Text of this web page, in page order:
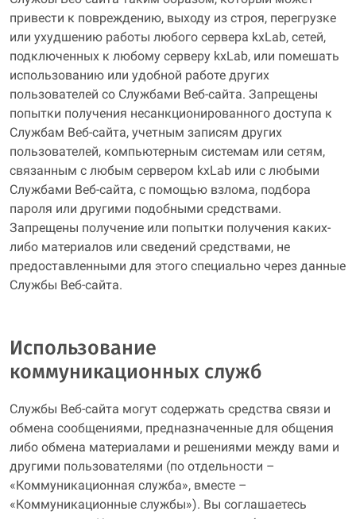
привести к повреждению, выходу из строя, перегрузке
или ухудшению работы любого сервера kxLab, сетей,
подключенных к любому серверу kxLab, или помешать
использованию или удобной работе других
пользователей со Службами Веб-сайта. Запрещены
попытки получения несанкционированного доступа к
Службам Веб-сайта, учетным записям других
пользователей, компьютерным системам или сетям,
связанным с любым сервером kxLab или с любыми
Службами Веб-сайта, с помощью взлома, подбора
пароля или другими подобными средствами.
Запрещены получение или попытки получения каких-
либо материалов или сведений средствами, не
предоставленными для этого специально через данные
Службы Веб-сайта.
Использование
коммуникационных служб
Службы Веб-сайта могут содержать средства связи и
обмена сообщениями, предназначенные для общения
либо обмена материалами и решениями между вами и
другими пользователями (по отдельности –
«Коммуникационная служба», вместе –
«Коммуникационные службы»). Вы соглашаетесь